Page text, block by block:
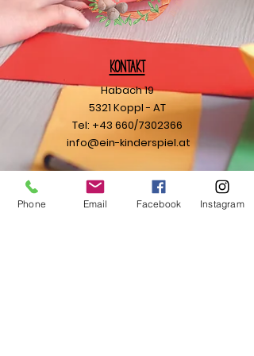
Kontakt
Habach 19
5321 Koppl - AT
Tel: +43 660/7302366
info@ein-kinderspiel.at
Ihre Nachricht
Phone Email Facebook Instagram